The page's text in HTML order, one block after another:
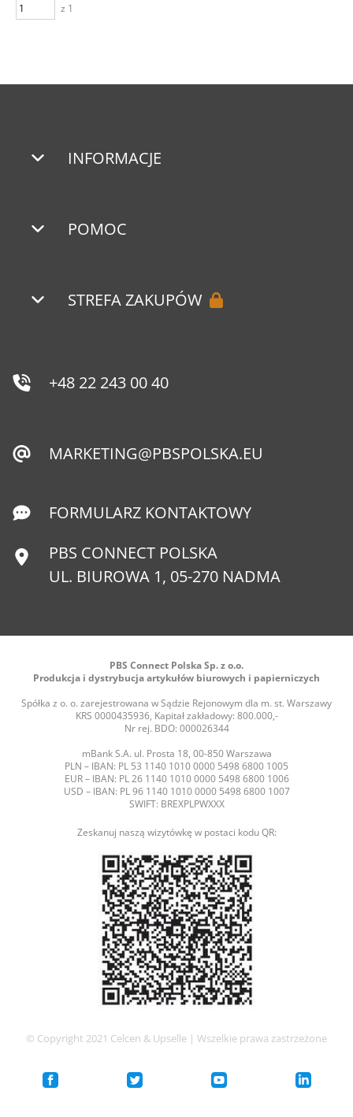
z 1
INFORMACJE
POMOC
STREFA ZAKUPÓW
+48 22 243 00 40
MARKETING@PBSPOLSKA.EU
FORMULARZ KONTAKTOWY
PBS CONNECT POLSKA
UL. BIUROWA 1, 05-270 NADMA
PBS Connect Polska Sp. z o.o.
Produkcja i dystrybucja artykułów biurowych i papierniczych
Spółka z o. o. zarejestrowana w Sądzie Rejonowym dla m. st. Warszawy
KRS 0000435936, Kapitał zakładowy: 800.000,-
Nr rej. BDO: 000026344
mBank S.A. ul. Prosta 18, 00-850 Warszawa
PLN – IBAN: PL 53 1140 1010 0000 5498 6800 1005
EUR – IBAN: PL 26 1140 1010 0000 5498 6800 1006
USD – IBAN: PL 96 1140 1010 0000 5498 6800 1007
SWIFT: BREXPLPWXXX
Zeskanuj naszą wizytówkę w postaci kodu QR:
© Copyright 2021 Celcen & Upselle | Wszelkie prawa zastrzeżone